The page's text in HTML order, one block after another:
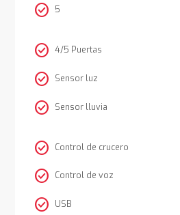
check_circle 5
check_circle 4/5 Puertas
check_circle Sensor luz
check_circle Sensor lluvia
check_circle Control de crucero
check_circle Control de voz
check_circle USB